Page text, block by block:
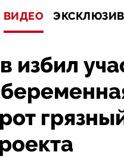
ВИДЕО ЭКСКЛЮЗИВ
избил